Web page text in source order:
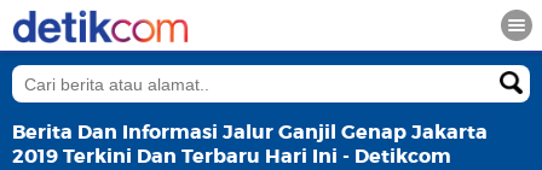
Berita Dan Informasi Jalur Ganjil Genap Jakarta
2019 Terkini Dan Terbaru Hari Ini - Detikcom